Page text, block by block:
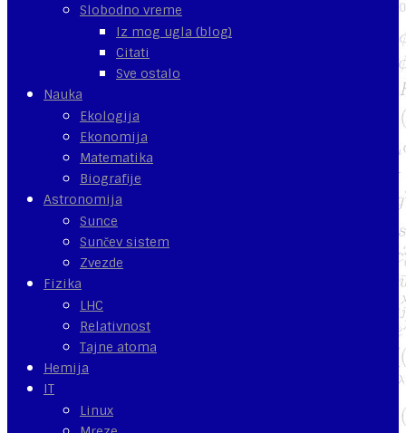
Slobodno vreme
Iz mog ugla (blog)
Citati
Sve ostalo
Nauka
Ekologija
Ekonomija
Matematika
Biografije
Astronomija
Sunce
Sunčev sistem
Zvezde
Fizika
LHC
Relativnost
Tajne atoma
Hemija
IT
Linux